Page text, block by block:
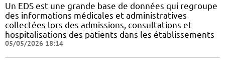
Un EDS est une grande base de données qui regroupe
des informations médicales et administratives
collectées lors des admissions, consultations et
hospitalisations des patients dans les établissements
05/05/2026 18:14